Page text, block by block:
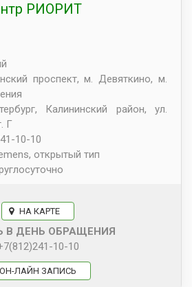
РИОРИТ
проспект, м. Девяткино, м.
, Калининский район, ул.
Г
10-10
открытый тип
НА КАРТЕ
В ДЕНЬ ОБРАЩЕНИЯ
10-10
ОН-ЛАЙН ЗАПИСЬ